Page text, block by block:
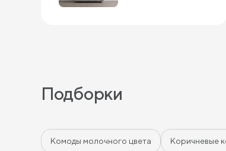
Подборки
Комоды молочного цвета Коричневые